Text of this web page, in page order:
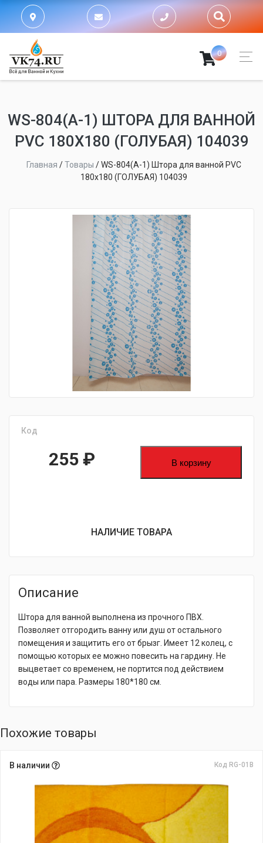
0
WS-804(А-1) ШТОРА ДЛЯ ВАННОЙ
PVC 180Х180 (ГОЛУБАЯ) 104039
Главная /Товары /WS-804(А-1) Штора для ванной PVC
180х180 (ГОЛУБАЯ) 104039
Код
255 ₽ В корзину
НАЛИЧИЕ ТОВАРА
Описание
Штора для ванной выполнена из прочного ПВХ.
Позволяет отгородить ванну или душ от остального
помещения и защитить его от брызг. Имеет 12 колец, с
помощью которых ее можно повесить на гардину. Не
выцветает со временем, не портится под действием
воды или пара. Размеры 180*180 см.
Похожие товары
В наличии Код RG-01В